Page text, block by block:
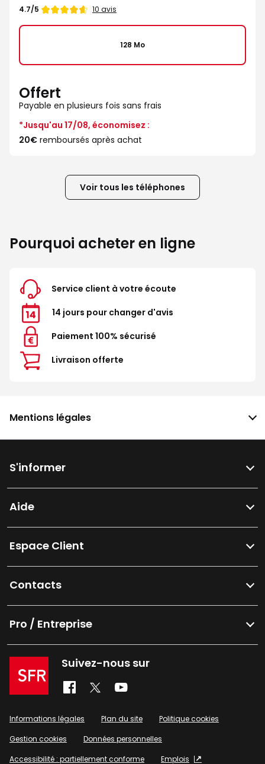
Note
4.7/5 10 avis
128 Mo
Offert
Payable en plusieurs fois sans frais
*Jusqu'au 17/08, économisez :
20€ remboursés après achat
Voir tous les téléphones
Pourquoi acheter en ligne
Service client à votre écoute
14 jours pour changer d'avis
Paiement 100% sécurisé
Livraison offerte
Mentions légales
S'informer
Aide
Espace Client
Contacts
Pro / Entreprise
Suivez-nous sur
Informations légales Plan du site
Politique cookies
Gestion cookies
Données personnelles
Accessibilité : partiellement conforme
Emplois